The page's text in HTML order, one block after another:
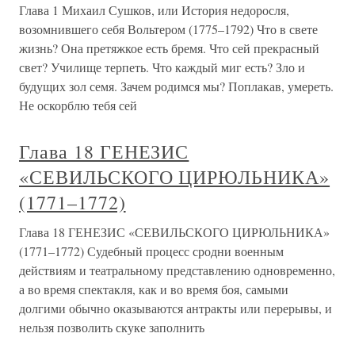
Глава 1 Михаил Сушков, или История недоросля,
возомнившего себя Вольтером (1775–1792) Что в свете
жизнь? Она претяжкое есть бремя. Что сей прекрасный
свет? Училище терпеть. Что каждый миг есть? Зло и
будущих зол семя. Зачем родимся мы? Поплакав, умереть.
Не оскорблю тебя сей
Глава 18 ГЕНЕЗИС
«СЕВИЛЬСКОГО ЦИРЮЛЬНИКА»
(1771–1772)
Глава 18 ГЕНЕЗИС «СЕВИЛЬСКОГО ЦИРЮЛЬНИКА»
(1771–1772) Судебный процесс сродни военным
действиям и театральному представлению одновременно,
а во время спектакля, как и во время боя, самыми
долгими обычно оказываются антракты или перерывы, и
нельзя позволить скуке заполнить